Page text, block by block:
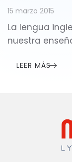
15 marzo 2015
La lengua
nuestra
LEER MÁS